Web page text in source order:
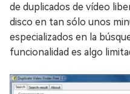
de duplicados de vídeo
disco en tan sólo unos
especializados en la
funcionalidad es algo